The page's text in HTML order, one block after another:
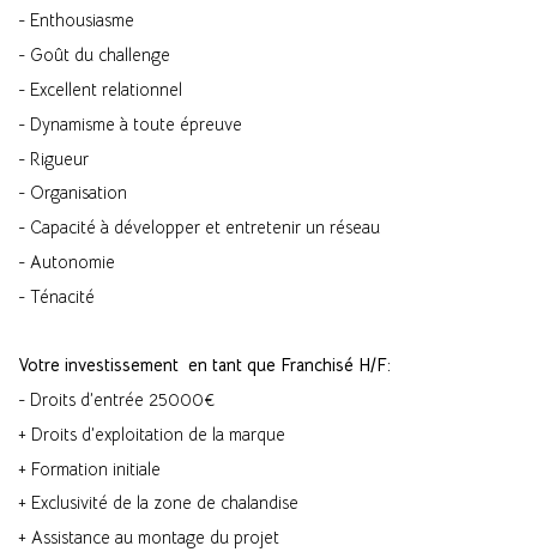
- Enthousiasme
- Goût du challenge
- Excellent relationnel
- Dynamisme à toute épreuve
- Rigueur
- Organisation
- Capacité à développer et entretenir un réseau
- Autonomie
- Ténacité
Votre investissement en tant que Franchisé H/F:
- Droits d’entrée 25000€
+ Droits d’exploitation de la marque
+ Formation initiale
+ Exclusivité de la zone de chalandise
+ Assistance au montage du projet